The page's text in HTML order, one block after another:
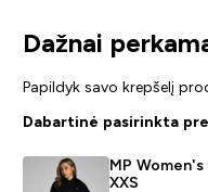
Dažnai
Papildyk savo krepšelį
Dabartinė pasirinkta
MP
XXS